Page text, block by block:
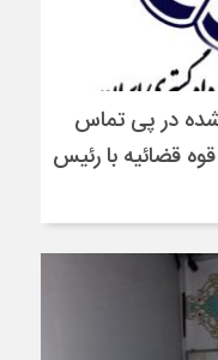
در پی تماس
قضائیه با رئیس